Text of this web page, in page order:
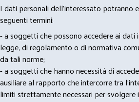
I dati personali dell’interessato potranno
seguenti termini:
- a soggetti che possono accedere ai dati
legge, di regolamento o di normativa
da tali norme;
- a soggetti che hanno necessità di
ausiliare al rapporto che intercorre tra
limiti strettamente necessari per svolgere